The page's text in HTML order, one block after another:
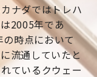
ナダではトレハ
2005年であ
の時点において
流通していたと
ているクウェー